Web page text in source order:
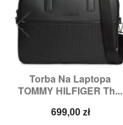
Torba Na Laptopa
TOMMY HILFIGER Th...
Cena
699,00 zł